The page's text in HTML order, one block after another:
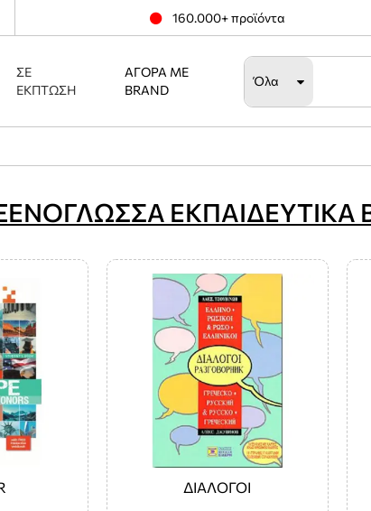
160.000+ προϊόντα
ΣΕ
ΈΚΠΤΩΣΗ
ΑΓΟΡΆ ΜΕ
BRAND
Όλα
ΕΚΠΑΙΔΕΥΤΙΚΑ
ΔΙΑΛΟΓΟΙ